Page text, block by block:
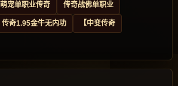
萌宠单职业传奇 传奇战佛单职业
传奇1.95金牛无内功 【中变传奇